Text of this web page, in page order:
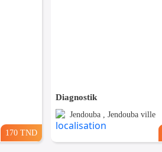
170 TND
Diagnostik
Jendouba , Jendouba ville